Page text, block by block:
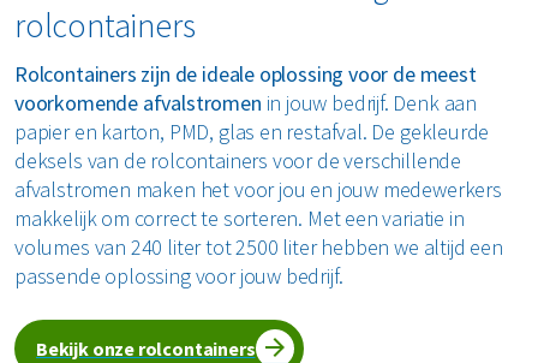
rolcontainers
Rolcontainers zijn de ideale oplossing voor de meest
voorkomende afvalstromen in jouw bedrijf. Denk aan
papier en karton, PMD, glas en restafval. De gekleurde
deksels van de rolcontainers voor de verschillende
afvalstromen maken het voor jou en jouw medewerkers
makkelijk om correct te sorteren. Met een variatie in
volumes van 240 liter tot 2500 liter hebben we altijd een
passende oplossing voor jouw bedrijf.
Bekijk onze rolcontainers